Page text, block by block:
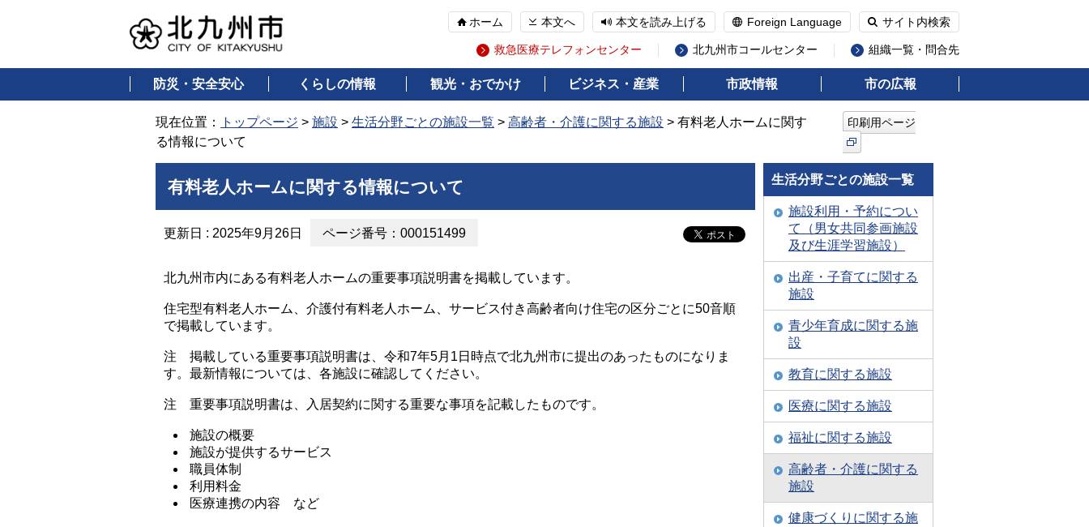
ホーム 本文へ 本文を読み上げる Foreign Language サイト内検索
救急医療テレフォンセンター 北九州市コールセンター 組織一覧・問合先
防災・安全安心 くらしの情報 観光・おでかけ ビジネス・産業 市政情報 市の広報
現在位置： トップページ > 施設 > 生活分野ごとの施設一覧 > 高齢者・介護に関する施設 > 有料老人ホームに関す
る情報について
印刷用ページ
有料老人ホームに関する情報について
更新日 : 2025年9月26日 ページ番号：000151499
北九州市内にある有料老人ホームの重要事項説明書を掲載しています。
住宅型有料老人ホーム、介護付有料老人ホーム、サービス付き高齢者向け住宅の区分ごとに50音順
で掲載しています。
注 掲載している重要事項説明書は、令和7年5月1日時点で北九州市に提出のあったものになりま
す。最新情報については、各施設に確認してください。
注 重要事項説明書は、入居契約に関する重要な事項を記載したものです。
施設の概要
施設が提供するサービス
職員体制
利用料金
医療連携の内容 など
生活分野ごとの施設一覧
施設利用・予約につい
て（男女共同参画施設
及び生涯学習施設）
出産・子育てに関する
施設
青少年育成に関する施
設
教育に関する施設
医療に関する施設
福祉に関する施設
高齢者・介護に関する
施設
健康づくりに関する施